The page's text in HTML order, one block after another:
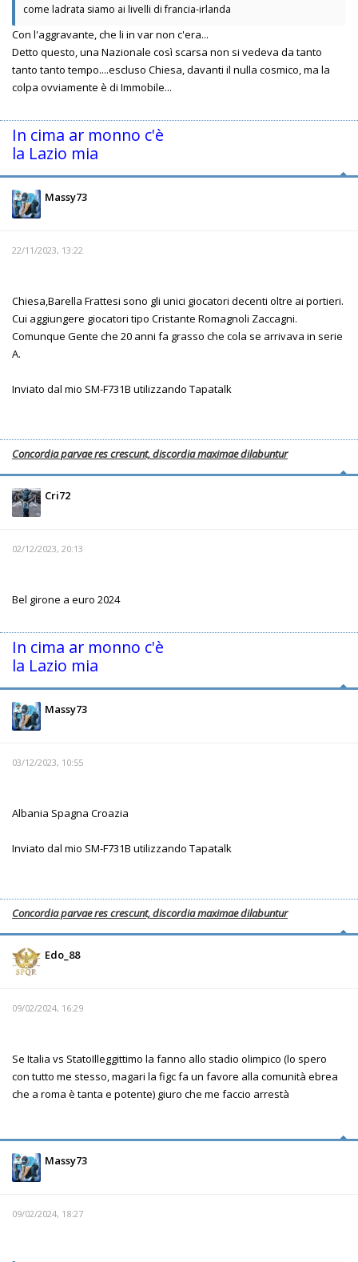
come ladrata siamo ai livelli di francia-irlanda
Con l'aggravante, che li in var non c'era...
Detto questo, una Nazionale così scarsa non si vedeva da tanto
tanto tanto tempo....escluso Chiesa, davanti il nulla cosmico, ma la
colpa ovviamente è di Immobile...
In cima ar monno c'è
la Lazio mia
Massy73
22/11/2023, 13:22
Chiesa,Barella Frattesi sono gli unici giocatori decenti oltre ai portieri.
Cui aggiungere giocatori tipo Cristante Romagnoli Zaccagni.
Comunque Gente che 20 anni fa grasso che cola se arrivava in serie
A.
Inviato dal mio SM-F731B utilizzando Tapatalk
Concordia parvae res crescunt, discordia maximae dilabuntur
Cri72
02/12/2023, 20:13
Bel girone a euro 2024
In cima ar monno c'è
la Lazio mia
Massy73
03/12/2023, 10:55
Albania Spagna Croazia
Inviato dal mio SM-F731B utilizzando Tapatalk
Concordia parvae res crescunt, discordia maximae dilabuntur
Edo_88
09/02/2024, 16:29
Se Italia vs StatoIlleggittimo la fanno allo stadio olimpico (lo spero
con tutto me stesso, magari la figc fa un favore alla comunità ebrea
che a roma è tanta e potente) giuro che me faccio arrestà
Massy73
09/02/2024, 18:27